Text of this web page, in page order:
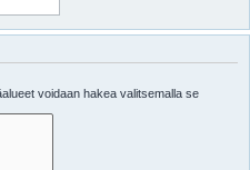
voidaan hakea valitsemalla se